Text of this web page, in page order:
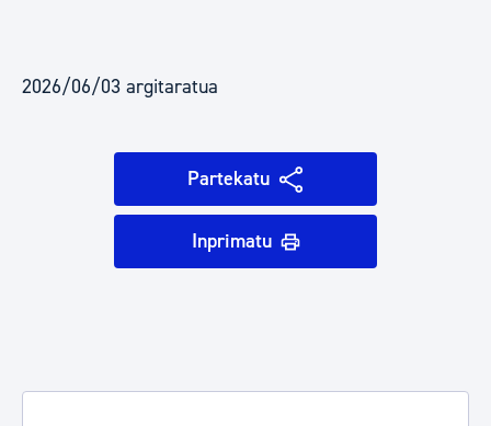
2026/06/03 argitaratua
Partekatu
Inprimatu